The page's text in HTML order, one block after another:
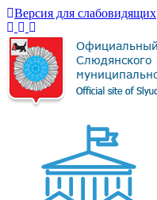
Версия для слабовидящих